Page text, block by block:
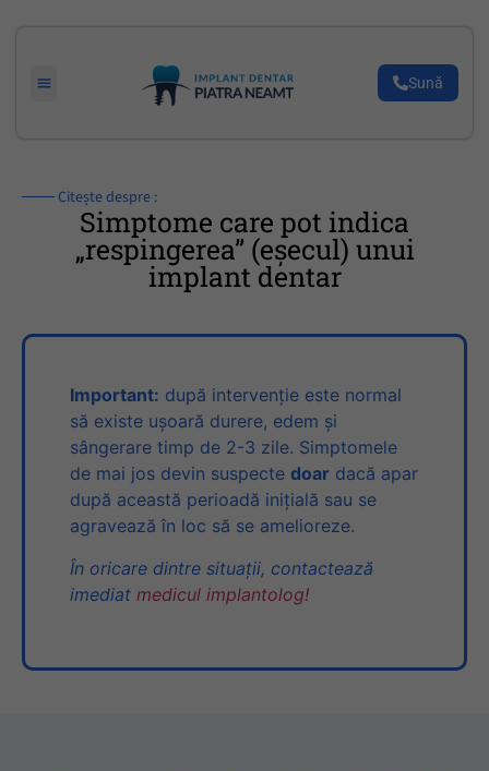
Sună
─── Citește despre :
Simptome care pot indica
„respingerea” (eşecul) unui
implant dentar
Important: după intervenţie este normal
să existe uşoară durere, edem şi
sângerare timp de 2-3 zile. Simptomele
de mai jos devin suspecte doar dacă apar
după această perioadă iniţială sau se
agravează în loc să se amelioreze.
În oricare dintre situaţii, contactează
imediat medicul implantolog!